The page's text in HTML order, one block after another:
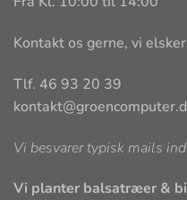
Kontakt os gerne, vi
Tlf. 46 93 20 39
Vi besvarer typisk mails
Vi planter balsatræer &